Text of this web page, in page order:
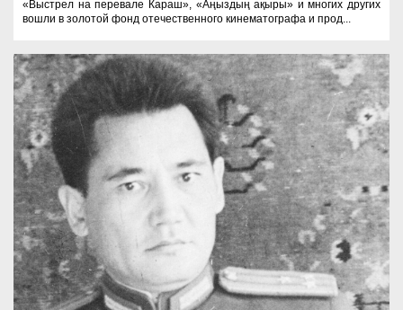
«Выстрел на перевале Караш», «Аңыздың ақыры» и многих других
вошли в золотой фонд отечественного кинематографа и прод...